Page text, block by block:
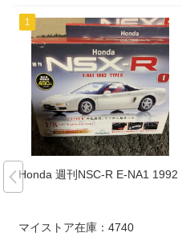
Honda 週刊NSC-R E-NA1 1992
マイストア在庫： 4740